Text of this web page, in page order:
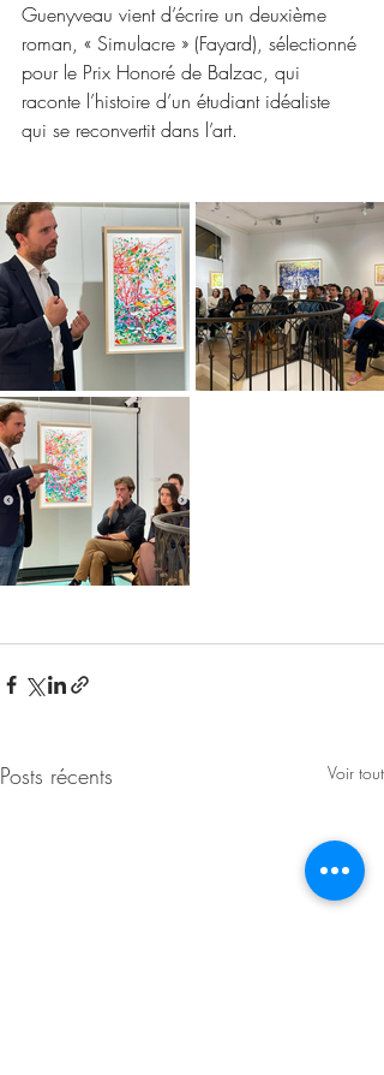
Guenyveau vient d’écrire un deuxième
roman, « Simulacre » (Fayard), sélectionné
pour le Prix Honoré de Balzac, qui
raconte l’histoire d’un étudiant idéaliste
qui se reconvertit dans l’art.
Posts récents Voir tout